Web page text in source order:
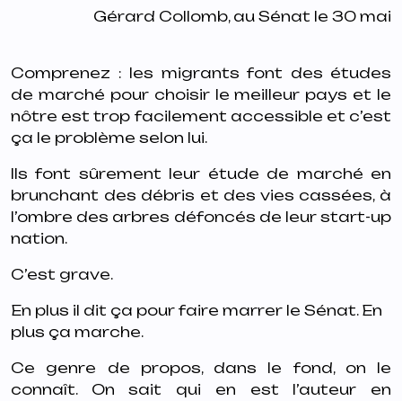
Gérard Collomb, au Sénat le 30 mai
Comprenez : les migrants font des études
de marché pour choisir le meilleur pays et le
nôtre est trop facilement accessible et c’est
ça le problème selon lui.
Ils font sûrement leur étude de marché en
brunchant des débris et des vies cassées, à
l’ombre des arbres défoncés de leur start-up
nation.
C’est grave.
En plus il dit ça pour faire marrer le Sénat. En
plus ça marche.
Ce genre de propos, dans le fond, on le
connaît. On sait qui en est l’auteur en